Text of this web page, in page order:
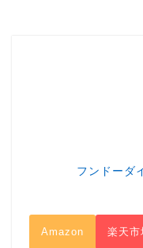
フンドーダ
Amazon 楽天市